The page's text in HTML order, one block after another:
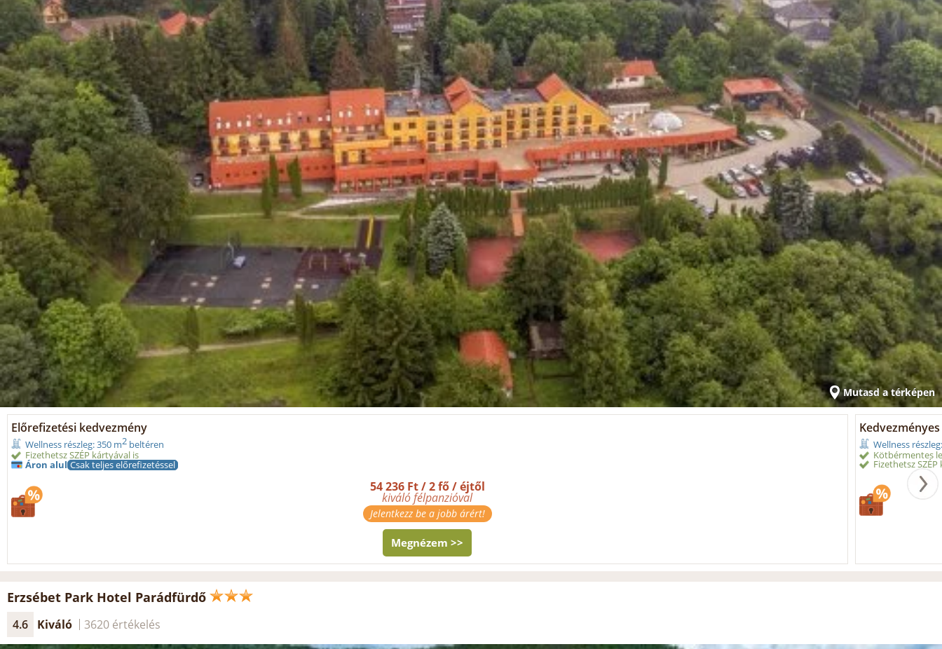
Mutasd a térképen
Előrefizetési kedvezmény
Wellness részleg: 350 m2 beltéren
Fizethetsz SZÉP kártyával is
Áron alul Csak teljes előrefizetéssel
54 236 Ft / 2 fő / éjtől
kiváló félpanzióval
Jelentkezz be a jobb árért!
Megnézem >>
Wellness
Kötbérmentes
Fizethetsz
Erzsébet Park Hotel Parádfürdő
4.6 Kiváló 3620 értékelés